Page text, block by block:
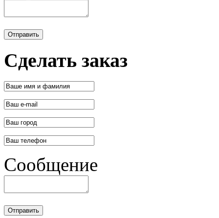
Отправить
Сделать заказ
Сообщение
Отправить